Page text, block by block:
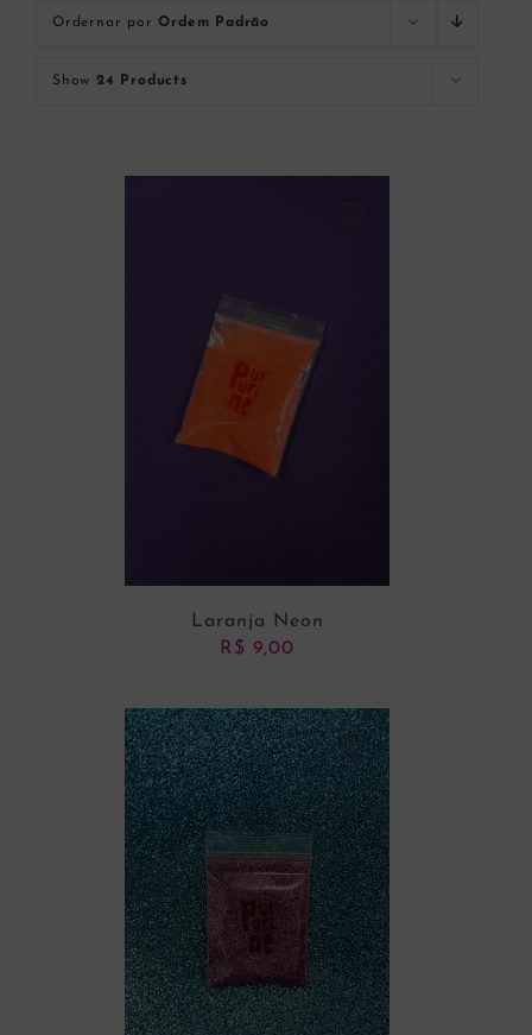
Ordernar porOrdem Padrão
Show 24 Products
ADICIONAR AO CARRINHO
Laranja Neon
R$ 9,00